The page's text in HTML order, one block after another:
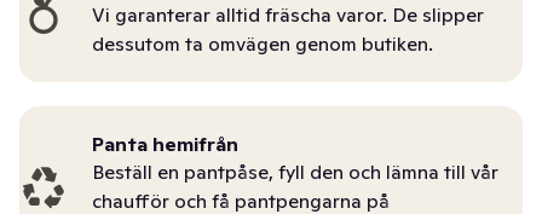
Vi garanterar alltid fräscha varor. De slipper
dessutom ta omvägen genom butiken.
Panta hemifrån
Beställ en pantpåse, fyll den och lämna till vår
chaufför och få pantpengarna på